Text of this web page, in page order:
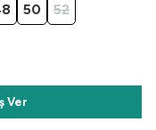
50 52
Ver